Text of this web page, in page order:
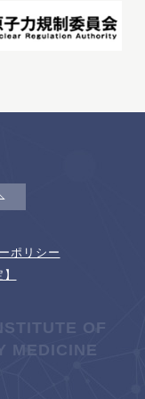
ポリシー
OF
MEDICINE